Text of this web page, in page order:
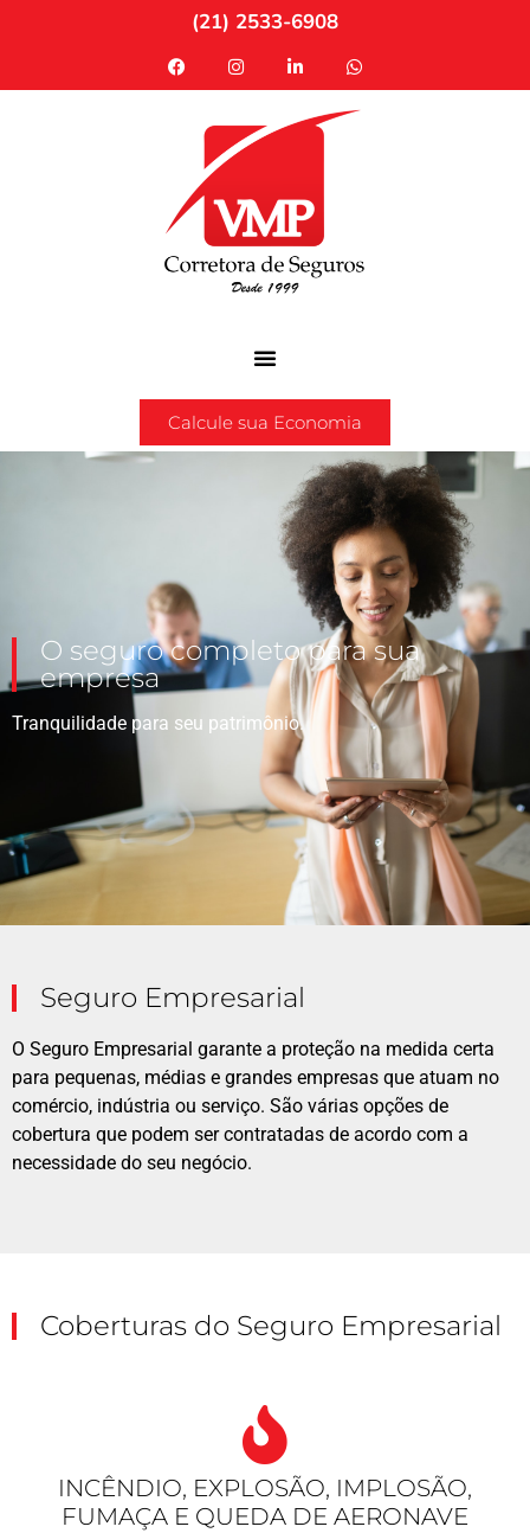
(21) 2533-6908
Calcule sua Economia
O seguro completo para sua
empresa
Tranquilidade para seu patrimônio.
Seguro Empresarial
O Seguro Empresarial garante a proteção na medida certa
para pequenas, médias e grandes empresas que atuam no
comércio, indústria ou serviço. São várias opções de
cobertura que podem ser contratadas de acordo com a
necessidade do seu negócio.
Coberturas do Seguro Empresarial
INCÊNDIO, EXPLOSÃO, IMPLOSÃO,
FUMAÇA E QUEDA DE AERONAVE